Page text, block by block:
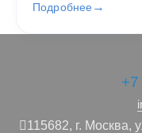
Подробнее
115682, г. Москва,